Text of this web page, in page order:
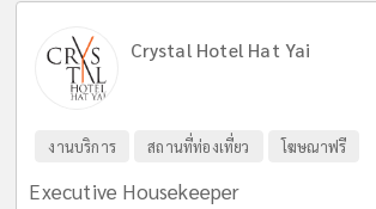
Crystal Hotel Hat Yai
งานบริการ สถานที่ท่องเที่ยว โฆษณาฟรี
Executive Housekeeper